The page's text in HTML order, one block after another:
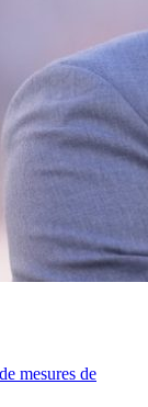
mesures de